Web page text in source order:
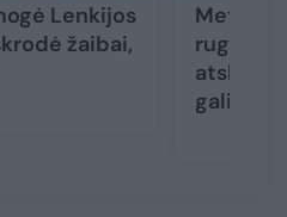
Lenkijos
žaibai,
gali